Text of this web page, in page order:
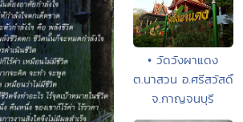
• วัดวังผาแดง
ต.นาสวน อ.ศรีสวัสดิ์
จ.กาญจนบุรี